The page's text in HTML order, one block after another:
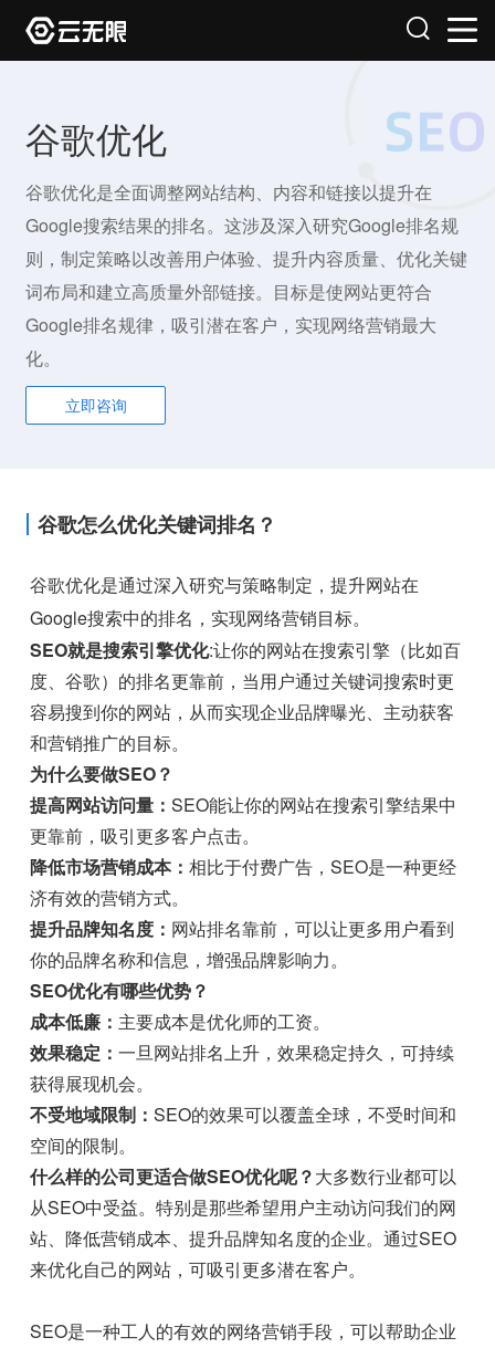
谷歌优化
谷歌优化是全面调整网站结构、内容和链接以提升在
Google搜索结果的排名。这涉及深入研究Google排名规
则，制定策略以改善用户体验、提升内容质量、优化关键
词布局和建立高质量外部链接。目标是使网站更符合
Google排名规律，吸引潜在客户，实现网络营销最大
化。
立即咨询
谷歌怎么优化关键词排名？
谷歌优化是通过深入研究与策略制定，提升网站在
Google搜索中的排名，实现网络营销目标。
SEO就是搜索引擎优化:让你的网站在搜索引擎（比如百
度、谷歌）的排名更靠前，当用户通过关键词搜索时更
容易搜到你的网站，从而实现企业品牌曝光、主动获客
和营销推广的目标。
为什么要做SEO？
提高网站访问量：SEO能让你的网站在搜索引擎结果中
更靠前，吸引更多客户点击。
降低市场营销成本：相比于付费广告，SEO是一种更经
济有效的营销方式。
提升品牌知名度： 网站排名靠前，可以让更多用户看到
你的品牌名称和信息，增强品牌影响力。
SEO优化有哪些优势？
成本低廉： 主要成本是优化师的工资。
效果稳定：一旦网站排名上升，效果稳定持久，可持续
获得展现机会。
不受地域限制：SEO的效果可以覆盖全球，不受时间和
空间的限制。
什么样的公司更适合做SEO优化呢？大多数行业都可以
从SEO中受益。特别是那些希望用户主动访问我们的网
站、降低营销成本、提升品牌知名度的企业。通过SEO
来优化自己的网站，可吸引更多潜在客户。
SEO是一种工人的有效的网络营销手段，可以帮助企业